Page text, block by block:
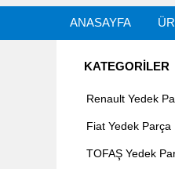
ANASAYFA
KATEGORİLER
Renault Yedek
Fiat Yedek Parça
TOFAŞ Yedek